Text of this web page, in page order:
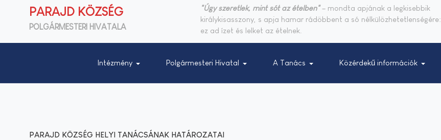
PARAJD KÖZSÉG
POLGÁRMESTERI HIVATALA
"Úgy szeretlek, mint sót az ételben"– mondta apjának a legkisebbik
királykisasszony, s apja hamar rádöbbent a só nélkülözhetetlenségére:
ez ad ízet és lelket az ételnek.
Intézmény Polgármesteri Hivatal A Tanács Közérdekű információk
PARAJD KÖZSÉG HELYI TANÁCSÁNAK HATÁROZATAI